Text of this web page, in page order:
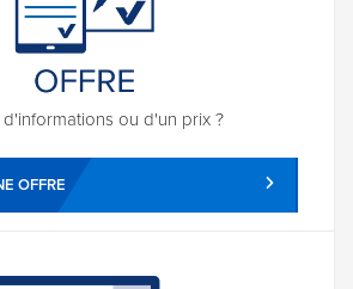
d'informations ou d'un prix ?
OFFRE